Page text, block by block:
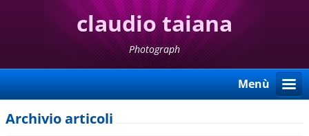
claudio taiana
Photograph
Menù
Archivio articoli